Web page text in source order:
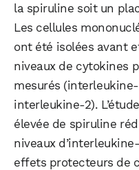
la spiruline soit un
Les cellules
ont été isolées avant
niveaux de cytokines
mesurés
interleukine-2).
élevée de spiruline
niveaux
effets protecteurs de